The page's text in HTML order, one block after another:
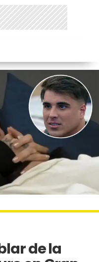
de la